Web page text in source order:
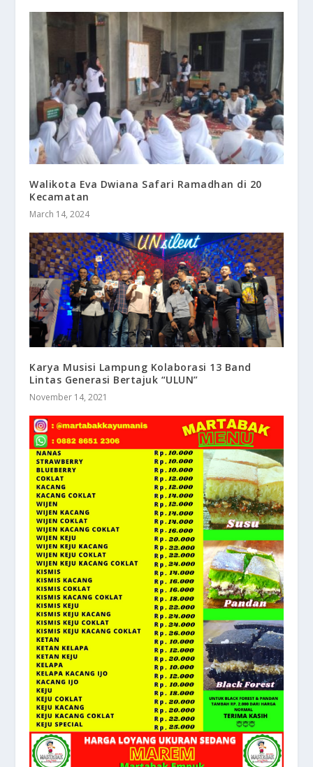
Walikota Eva Dwiana Safari Ramadhan di 20
Kecamatan
March 14, 2024
Karya Musisi Lampung Kolaborasi 13 Band
Lintas Generasi Bertajuk “ULUN”
November 14, 2021